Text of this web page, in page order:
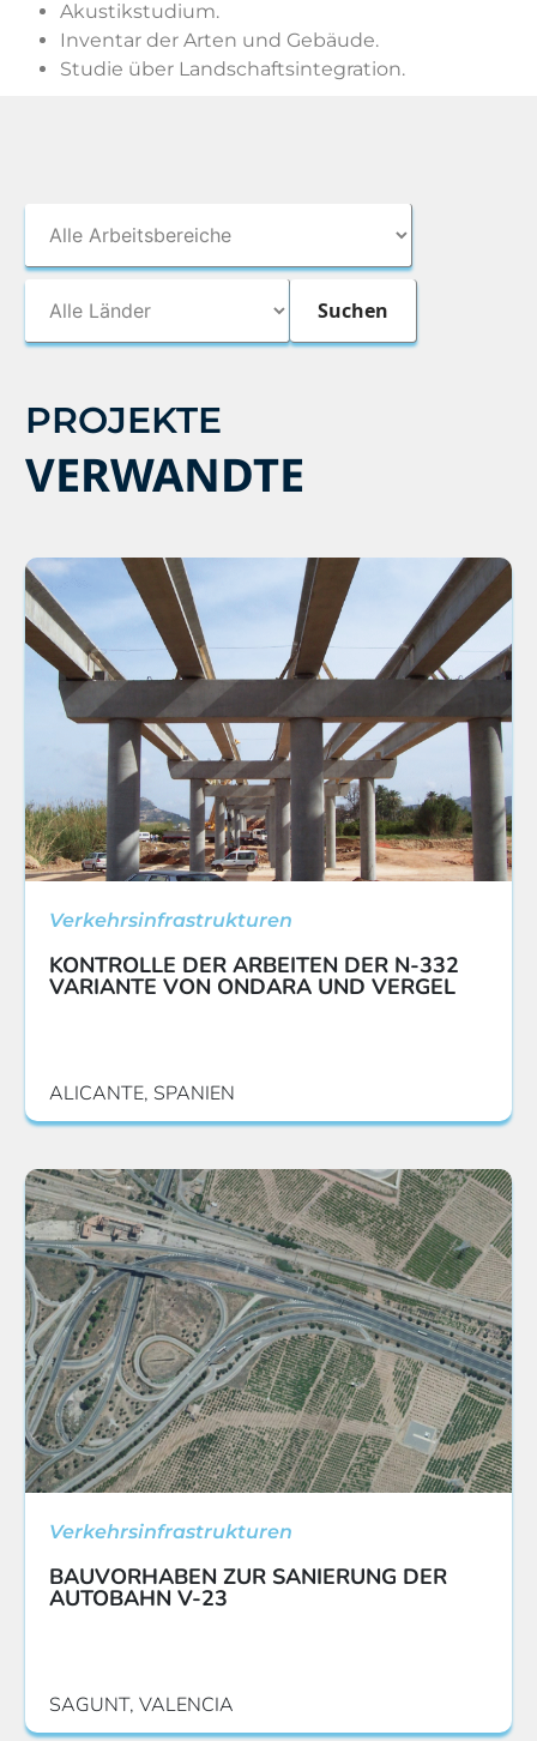
Akustikstudium.
Inventar der Arten und Gebäude.
Studie über Landschaftsintegration.
PROJEKTE
VERWANDTE
Verkehrsinfrastrukturen
KONTROLLE DER ARBEITEN DER N-332
VARIANTE VON ONDARA UND VERGEL
ALICANTE, SPANIEN
Verkehrsinfrastrukturen
BAUVORHABEN ZUR SANIERUNG DER
AUTOBAHN V-23
SAGUNT, VALENCIA